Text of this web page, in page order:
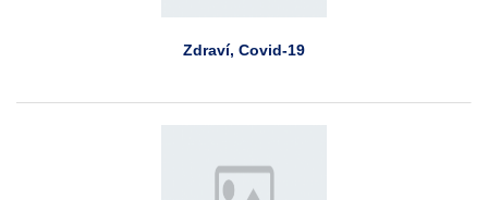
Zdraví, Covid-19